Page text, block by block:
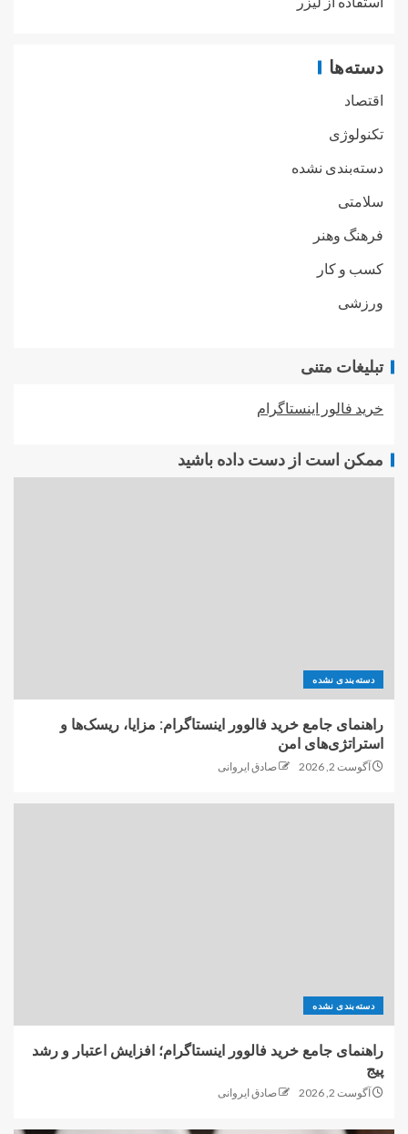
دسته‌ها
اقتصاد
تکنولوژی
دسته‌بندی نشده
سلامتی
فرهنگ وهنر
کسب و کار
ورزشی
تبلیغات متنی
خرید فالور اینستاگرام
ممکن است از دست داده باشید
دسته‌بندی نشده
راهنمای جامع خرید فالوور اینستاگرام: مزایا، ریسک‌ها و
استراتژی‌های امن
آگوست 2, 2026 صادق ایروانی
دسته‌بندی نشده
راهنمای جامع خرید فالوور اینستاگرام؛ افزایش اعتبار و رشد
پیج
آگوست 2, 2026 صادق ایروانی